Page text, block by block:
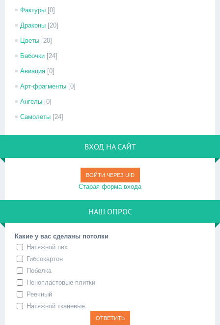
Фактуры [0]
Драконы [20]
Цветы [20]
Бабочки [24]
Авиация [0]
Арт-фрагменты [0]
Ангелы [0]
Самолеты [24]
ВХОД НА САЙТ
ВОЙТИ ЧЕРЕЗ UID
Старая форма входа
НАШ ОПРОС
Какие у вас сделаны потолки
Натяжной пвх
Гибсокартон
Побелка
Пенопластовые плитки
Реечный
Натяжной тканевые